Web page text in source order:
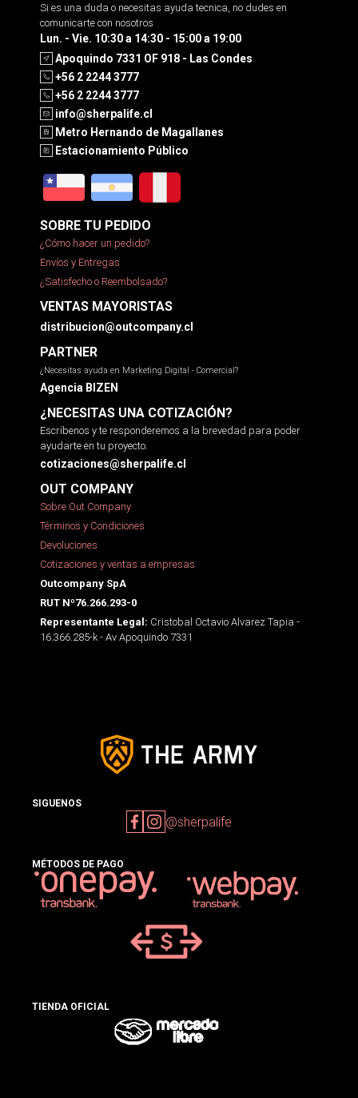
Si es una duda o necesitas ayuda tecnica, no dudes en
comunicarte con nosotros
Lun. - Vie. 10:30 a 14:30 - 15:00 a 19:00
Apoquindo 7331 OF 918 - Las Condes
+56 2 2244 3777
+56 2 2244 3777
info@sherpalife.cl
Metro Hernando de Magallanes
Estacionamiento Público
SOBRE TU PEDIDO
¿Cómo hacer un pedido?
Envíos y Entregas
¿Satisfecho o Reembolsado?
VENTAS MAYORISTAS
distribucion@outcompany.cl
PARTNER
¿Necesitas ayuda en Marketing Digital - Comercial?
Agencia BIZEN
¿NECESITAS UNA COTIZACIÓN?
Escríbenos y te responderemos a la brevedad para poder
ayudarte en tu proyecto.
cotizaciones@sherpalife.cl
OUT COMPANY
Sobre Out Company
Términos y Condiciones
Devoluciones
Cotizaciones y ventas a empresas
Outcompany SpA
RUT Nº76.266.293-0
Representante Legal: Cristobal Octavio Alvarez Tapia -
16.366.285-k - Av Apoquindo 7331
SIGUENOS
@sherpalife
MÉTODOS DE PAGO
TIENDA OFICIAL